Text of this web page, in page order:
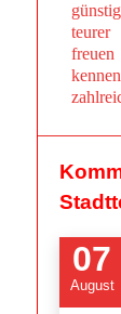
teurer
07
August